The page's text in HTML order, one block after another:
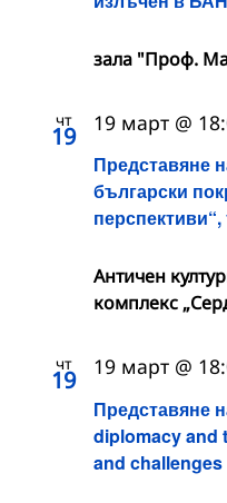
зала "Проф.
чт
19
Представяне
български
перспективи“,
19 март @
Античен
комплекс
чт
19
Представяне
diplomacy and
and
19 март @